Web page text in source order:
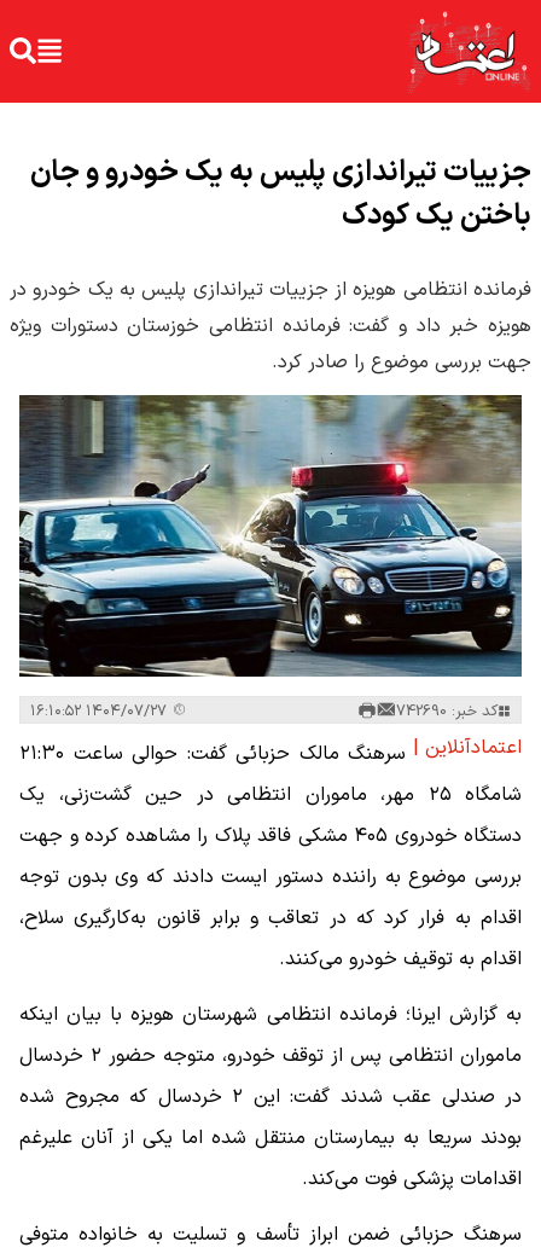
جزییات تیراندازی پلیس به یک خودرو و جان
باختن یک کودک
فرمانده انتظامی هویزه از جزییات تیراندازی پلیس به یک خودرو در
هویزه خبر داد و گفت: فرمانده انتظامی خوزستان دستورات ویژه
جهت بررسی موضوع را صادر کرد.
کد خبر: 742690
اعتمادآنلاین |
سرهنگ مالک حزبائی گفت: حوالی ساعت ۲۱:۳۰
شامگاه ۲۵ مهر، ماموران انتظامی در حین گشت‌زنی، یک
دستگاه خودروی ۴۰۵ مشکی فاقد پلاک را مشاهده کرده و جهت
بررسی موضوع به راننده دستور ایست دادند که وی بدون توجه
اقدام به فرار کرد که در تعاقب و برابر قانون به‌کارگیری سلاح،
اقدام به توقیف خودرو می‌کنند.
به گزارش ایرنا؛ فرمانده انتظامی شهرستان هویزه با بیان اینکه
ماموران انتظامی پس از توقف خودرو، متوجه حضور ۲ خردسال
در صندلی عقب شدند گفت: این ۲ خردسال که مجروح شده
بودند سریعا به بیمارستان منتقل شده اما یکی از آنان علیرغم
اقدامات پزشکی فوت می‌کند.
سرهنگ حزبائی ضمن ابراز تأسف و تسلیت به خانواده متوفی